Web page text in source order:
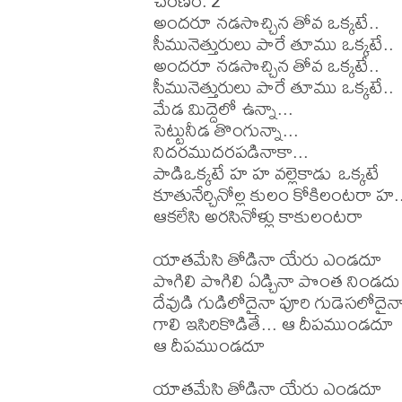
అందరూ నడసొచ్చిన తోవ ఒక్కటే..
సీమునెత్తురులు పారే తూము ఒక్కటే..
అందరూ నడసొచ్చిన తోవ ఒక్కటే..
సీమునెత్తురులు పారే తూము ఒక్కటే..
మేడ మిద్దెలో ఉన్నా...
సెట్టునీడ తొంగున్నా...
నిదరముదరపడినాకా...
పాడిఒక్కటే హ హ వల్లెకాడు ఒక్కటే
కూతునేర్చినోల్ల కులం కోకిలంటరా
ఆకలేసి అరసినోళ్లు కాకులంటరా
యాతమేసి తోడినా యేరు ఎండదూ
పొగిలి పొగిలి ఏడ్చినా పొంత నిండదు
దేవుడి గుడిలోదైనా పూరి
గాలి ఇసిరికొడితే... ఆ దీపముండదూ
ఆ దీపముండదూ
యాతమేసి తోడినా యేరు ఎండదూ